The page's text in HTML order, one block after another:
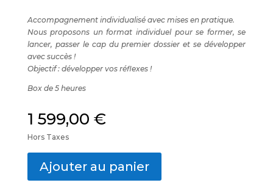
Accompagnement individualisé avec mises en pratique.
Nous proposons un format individuel pour se former, se
lancer, passer le cap du premier dossier et se développer
avec succès !
Objectif : développer vos réflexes !
Box de 5 heures
1 599,00 €
Hors Taxes
Ajouter au panier